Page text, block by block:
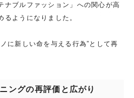
ナブルファッション」への関心が高
るようになりました。
に新しい命を与える行為”として再
ングの再評価と広がり